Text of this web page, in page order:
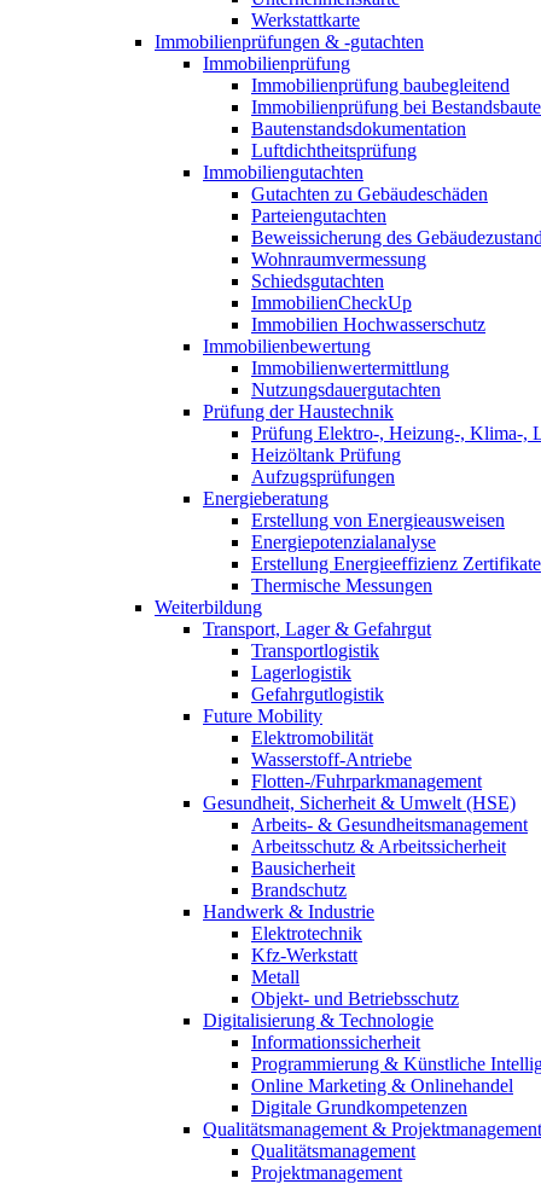
Werkstattkarte
Immobilienprüfungen & -gutachten
Immobilienprüfung
Immobilienprüfung baubegleitend
Immobilienprüfung bei
Bautenstandsdokumentation
Luftdichtheitsprüfung
Immobiliengutachten
Gutachten zu Gebäudeschäden
Parteiengutachten
Beweissicherung des
Wohnraumvermessung
Schiedsgutachten
ImmobilienCheckUp
Immobilien Hochwasserschutz
Immobilienbewertung
Immobilienwertermittlung
Nutzungsdauergutachten
Prüfung der Haustechnik
Prüfung Elektro-, Heizung-, Klima-,
Heizöltank Prüfung
Aufzugsprüfungen
Energieberatung
Erstellung von Energieausweisen
Energiepotenzialanalyse
Erstellung Energieeffizienz Zertifikate
Thermische Messungen
Weiterbildung
Transport, Lager & Gefahrgut
Transportlogistik
Lagerlogistik
Gefahrgutlogistik
Future Mobility
Elektromobilität
Wasserstoff-Antriebe
Flotten-/Fuhrparkmanagement
Gesundheit, Sicherheit & Umwelt (HSE)
Arbeits- & Gesundheitsmanagement
Arbeitsschutz & Arbeitssicherheit
Bausicherheit
Brandschutz
Handwerk & Industrie
Elektrotechnik
Kfz-Werkstatt
Metall
Objekt- und Betriebsschutz
Digitalisierung & Technologie
Informationssicherheit
Programmierung & Künstliche
Online Marketing & Onlinehandel
Digitale Grundkompetenzen
Qualitätsmanagement & Projektmanagement
Qualitätsmanagement
Projektmanagement